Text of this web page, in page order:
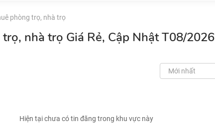
phòng trọ, nhà trọ
nhà trọ Giá Rẻ, Cập Nhật T08/2026
Mới nhất
Hiện tại chưa có tin đăng trong khu vực này